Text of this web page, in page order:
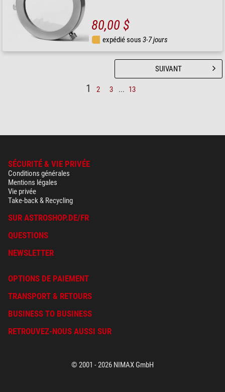
80,00 $
expédié sous3-7 jours
1 2 3 ... 13
SUIVANT
SÉCURITÉ & VIE PRIVÉE
Conditions générales
Mentions légales
Vie privée
Take-back & Recycling
SUR ASTROSHOP.DE/FR
QUESTIONS
NEWSLETTER
OPTIONS DE PAIEMENT
TRANSPORT & RETOURS
BUSINESS TO BUSINESS
RETROUVEZ-NOUS AUSSI SUR
© 2001 - 2026 NIMAX GmbH